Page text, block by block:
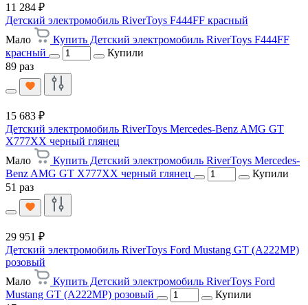
11 284 ₽
Детский электромобиль RiverToys F444FF красный
Мало
Купить Детский электромобиль RiverToys F444FF
красный
Купили
89 раз
15 683 ₽
Детский электромобиль RiverToys Mercedes-Benz AMG GT
X777XX черный глянец
Мало
Купить Детский электромобиль RiverToys Mercedes-
Benz AMG GT X777XX черный глянец
Купили
51 раз
29 951 ₽
Детский электромобиль RiverToys Ford Mustang GT (A222MP)
розовый
Мало
Купить Детский электромобиль RiverToys Ford
Mustang GT (A222MP) розовый
Купили